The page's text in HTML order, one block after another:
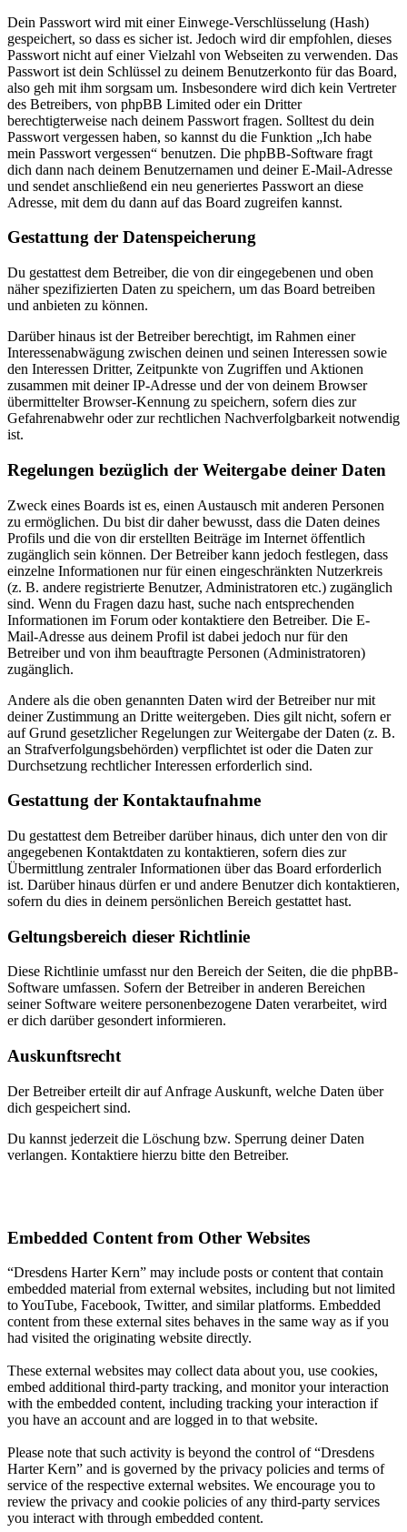
Dein Passwort wird mit einer Einwege-Verschlüsselung (Hash)
gespeichert, so dass es sicher ist. Jedoch wird dir empfohlen, dieses
Passwort nicht auf einer Vielzahl von Webseiten zu verwenden. Das
Passwort ist dein Schlüssel zu deinem Benutzerkonto für das Board,
also geh mit ihm sorgsam um. Insbesondere wird dich kein Vertreter
des Betreibers, von phpBB Limited oder ein Dritter
berechtigterweise nach deinem Passwort fragen. Solltest du dein
Passwort vergessen haben, so kannst du die Funktion „Ich habe
mein Passwort vergessen“ benutzen. Die phpBB-Software fragt
dich dann nach deinem Benutzernamen und deiner E-Mail-Adresse
und sendet anschließend ein neu generiertes Passwort an diese
Adresse, mit dem du dann auf das Board zugreifen kannst.
Gestattung der Datenspeicherung
Du gestattest dem Betreiber, die von dir eingegebenen und oben
näher spezifizierten Daten zu speichern, um das Board betreiben
und anbieten zu können.
Darüber hinaus ist der Betreiber berechtigt, im Rahmen einer
Interessenabwägung zwischen deinen und seinen Interessen sowie
den Interessen Dritter, Zeitpunkte von Zugriffen und Aktionen
zusammen mit deiner IP-Adresse und der von deinem Browser
übermittelter Browser-Kennung zu speichern, sofern dies zur
Gefahrenabwehr oder zur rechtlichen Nachverfolgbarkeit notwendig
ist.
Regelungen bezüglich der Weitergabe deiner Daten
Zweck eines Boards ist es, einen Austausch mit anderen Personen
zu ermöglichen. Du bist dir daher bewusst, dass die Daten deines
Profils und die von dir erstellten Beiträge im Internet öffentlich
zugänglich sein können. Der Betreiber kann jedoch festlegen, dass
einzelne Informationen nur für einen eingeschränkten Nutzerkreis
(z. B. andere registrierte Benutzer, Administratoren etc.) zugänglich
sind. Wenn du Fragen dazu hast, suche nach entsprechenden
Informationen im Forum oder kontaktiere den Betreiber. Die E-
Mail-Adresse aus deinem Profil ist dabei jedoch nur für den
Betreiber und von ihm beauftragte Personen (Administratoren)
zugänglich.
Andere als die oben genannten Daten wird der Betreiber nur mit
deiner Zustimmung an Dritte weitergeben. Dies gilt nicht, sofern er
auf Grund gesetzlicher Regelungen zur Weitergabe der Daten (z. B.
an Strafverfolgungsbehörden) verpflichtet ist oder die Daten zur
Durchsetzung rechtlicher Interessen erforderlich sind.
Gestattung der Kontaktaufnahme
Du gestattest dem Betreiber darüber hinaus, dich unter den von dir
angegebenen Kontaktdaten zu kontaktieren, sofern dies zur
Übermittlung zentraler Informationen über das Board erforderlich
ist. Darüber hinaus dürfen er und andere Benutzer dich kontaktieren,
sofern du dies in deinem persönlichen Bereich gestattet hast.
Geltungsbereich dieser Richtlinie
Diese Richtlinie umfasst nur den Bereich der Seiten, die die phpBB-
Software umfassen. Sofern der Betreiber in anderen Bereichen
seiner Software weitere personenbezogene Daten verarbeitet, wird
er dich darüber gesondert informieren.
Auskunftsrecht
Der Betreiber erteilt dir auf Anfrage Auskunft, welche Daten über
dich gespeichert sind.
Du kannst jederzeit die Löschung bzw. Sperrung deiner Daten
verlangen. Kontaktiere hierzu bitte den Betreiber.
Embedded Content from Other Websites
“Dresdens Harter Kern” may include posts or content that contain
embedded material from external websites, including but not limited
to YouTube, Facebook, Twitter, and similar platforms. Embedded
content from these external sites behaves in the same way as if you
had visited the originating website directly.
These external websites may collect data about you, use cookies,
embed additional third-party tracking, and monitor your interaction
with the embedded content, including tracking your interaction if
you have an account and are logged in to that website.
Please note that such activity is beyond the control of “Dresdens
Harter Kern” and is governed by the privacy policies and terms of
service of the respective external websites. We encourage you to
review the privacy and cookie policies of any third-party services
you interact with through embedded content.